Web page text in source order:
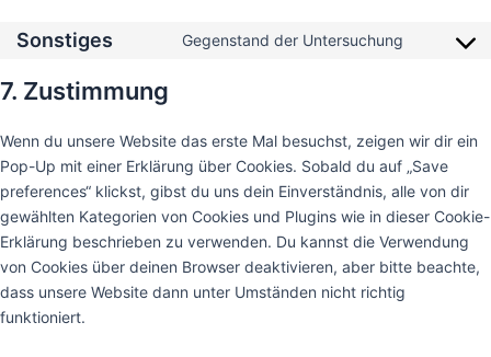
Sonstiges Gegenstand der Untersuchung
7. Zustimmung
Wenn du unsere Website das erste Mal besuchst, zeigen wir dir ein
Pop-Up mit einer Erklärung über Cookies. Sobald du auf „Save
preferences“ klickst, gibst du uns dein Einverständnis, alle von dir
gewählten Kategorien von Cookies und Plugins wie in dieser Cookie-
Erklärung beschrieben zu verwenden. Du kannst die Verwendung
von Cookies über deinen Browser deaktivieren, aber bitte beachte,
dass unsere Website dann unter Umständen nicht richtig
funktioniert.